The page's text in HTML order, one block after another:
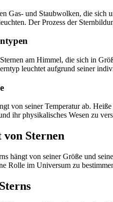
Gas- und Staubwolken, die
Der Prozess der
am Himmel, die sich in
leuchtet aufgrund seiner
von seiner Temperatur ab.
ihr physikalisches Wesen zu
Sternen
hängt von seiner Größe und
Rolle im Universum zu